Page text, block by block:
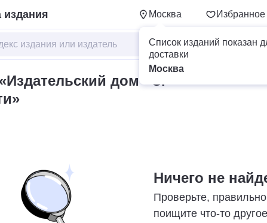
издания Москва Избранное
Список изданий показан
доставки
Москва
дом «С.-
Ничего не
Проверьте,
поищите что-то другое